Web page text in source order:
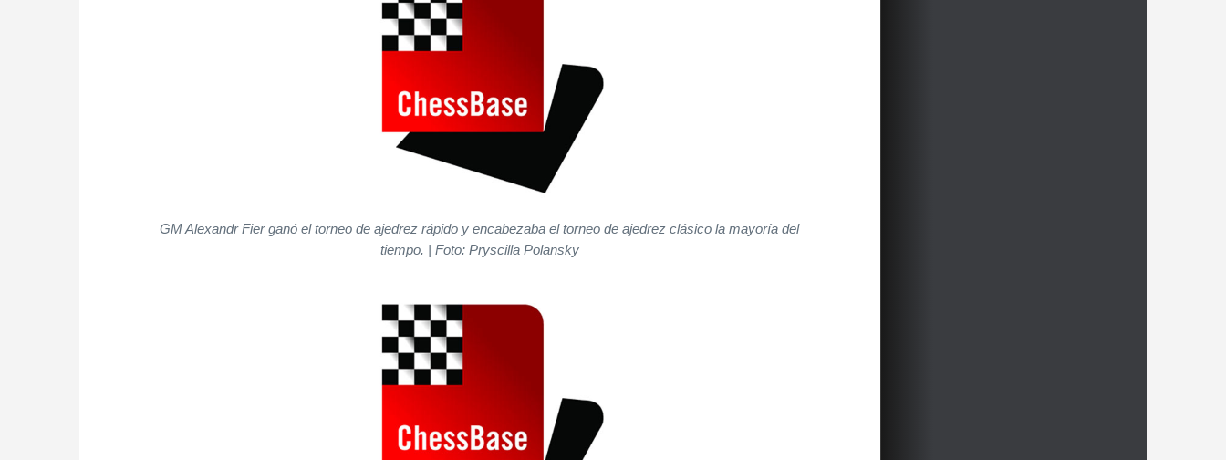
GM Alexandr Fier ganó el torneo de ajedrez rápido y encabezaba el torneo de ajedrez clásico la mayoría del
tiempo. | Foto: Pryscilla Polansky